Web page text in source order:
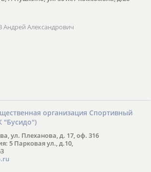
Александрович
организация Спортивный
"Бусидо")
ул. Плеханова, д. 17, оф. 316
5 Парковая ул., д.10,